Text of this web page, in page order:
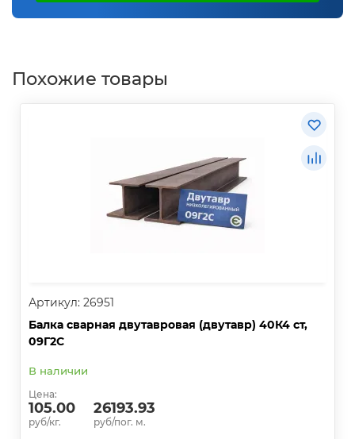
Похожие товары
Артикул: 26951
Балка сварная двутавровая (двутавр) 40К4 ст,
09Г2С
В наличии
Цена:
105.00
руб/кг.
26193.93
руб/пог. м.